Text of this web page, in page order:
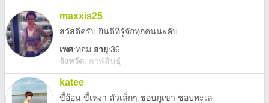
maxxis25
สวัสดีครับ ยินดีที่รู้จักทุกคนนะคับ
เพศ:ทอม อายุ:36
จังหวัด: กาฬสินธุ์
katee
ขี้อ้อน ขี้เหงา ตัวเล็กๆ ชอบภูเขา ชอบทะเล